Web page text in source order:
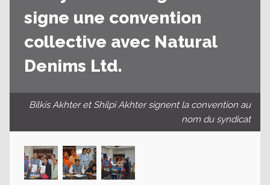
signe une convention
collective avec Natural
Denims Ltd.
Bilkis Akhter et Shilpi Akhter signent la convention au
nom du syndicat